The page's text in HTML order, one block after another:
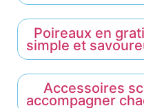
Poireaux en
simple et
Accessoires
accompagner